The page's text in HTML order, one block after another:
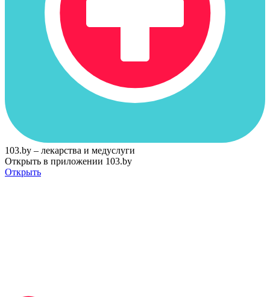
103.by – лекарства и медуслуги
Открыть в приложении 103.by
Открыть